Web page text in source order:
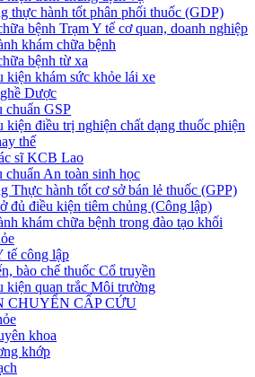
thực hành tốt phân phối thuốc (GDP)
bệnh Trạm Y tế cơ quan, doanh nghiệp
khám chữa bệnh
bệnh từ xa
kiện khám sức khỏe lái xe
Dược
chuẩn GSP
kiện điều trị nghiện chất dạng thuốc phiện
thế
sĩ KCB Lao
chuẩn An toàn sinh học
Thực hành tốt cơ sở bán lẻ thuốc (GPP)
đủ điều kiện tiêm chủng (Công lập)
khám chữa bệnh trong đào tạo khối
tế công lập
bào chế thuốc Cổ truyền
kiện quan trắc Môi trường
CHUYỂN CẤP CỨU
khoa
khớp